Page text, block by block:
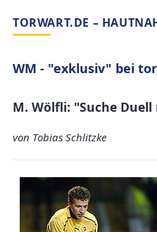
TORWART.DE –
WM - "exklusiv" bei
M. Wölfli: "Suche
von Tobias Schlitzke